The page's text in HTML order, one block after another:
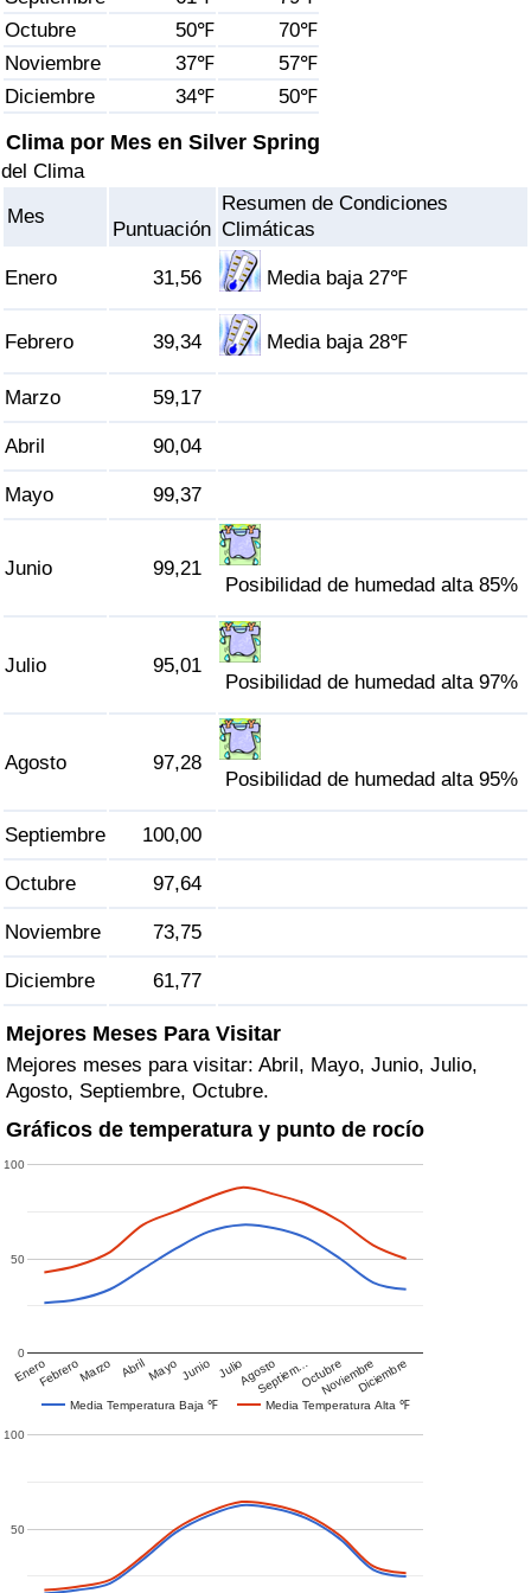
Octubre
50℉
70℉
Noviembre
37℉
57℉
Diciembre
34℉ 50℉
Clima por Mes en Silver Spring
del Clima
Mes
Puntuación
Resumen de Condiciones
Climáticas
Enero 31,56 Media baja 27℉
Febrero 39,34 Media baja 28℉
Marzo 59,17
Abril 90,04
Mayo 99,37
Junio 99,21
Posibilidad de humedad alta 85%
Julio 95,01
Posibilidad de humedad alta 97%
Agosto 97,28
Posibilidad de humedad alta 95%
Septiembre 100,00
Octubre 97,64
Noviembre 73,75
Diciembre 61,77
Mejores Meses Para Visitar
Mejores meses para visitar: Abril, Mayo, Junio, Julio,
Agosto, Septiembre, Octubre.
Gráficos de temperatura y punto de rocío
Media Temperatura Baja ℉ Media Temperatura Alta ℉
EneroFebreroMarzo AbrilMayo Junio JulioAgosto
Septiem…OctubreNoviembreDiciembre
0
50
100
50
100
Índice de criminalidad por país
Sanidad
Índice de Sanidad (Actual)
Índice de Sanidad por País
Índice de contaminación
Índice de Contaminación por País
Índice de Tráfico (Actual)
Índice de Tráfico por País